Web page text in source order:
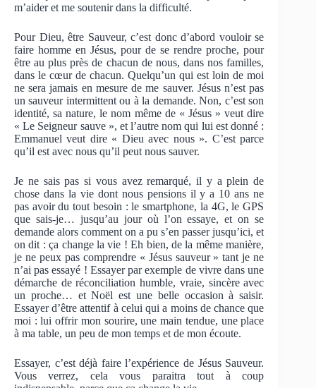
m’aider et me soutenir dans la difficulté.
Pour Dieu, être Sauveur, c’est donc d’abord vouloir se
faire homme en Jésus, pour de se rendre proche, pour
être au plus près de chacun de nous, dans nos familles,
dans le cœur de chacun. Quelqu’un qui est loin de moi
ne sera jamais en mesure de me sauver. Jésus n’est pas
un sauveur intermittent ou à la demande. Non, c’est son
identité, sa nature, le nom même de « Jésus » veut dire
« Le Seigneur sauve », et l’autre nom qui lui est donné :
Emmanuel veut dire « Dieu avec nous ». C’est parce
qu’il est avec nous qu’il peut nous sauver.
Je ne sais pas si vous avez remarqué, il y a plein de
chose dans la vie dont nous pensions il y a 10 ans ne
pas avoir du tout besoin : le smartphone, la 4G, le GPS
que sais-je… jusqu’au jour où l’on essaye, et on se
demande alors comment on a pu s’en passer jusqu’ici, et
on dit : ça change la vie ! Eh bien, de la même manière,
je ne peux pas comprendre « Jésus sauveur » tant je ne
n’ai pas essayé ! Essayer par exemple de vivre dans une
démarche de réconciliation humble, vraie, sincère avec
un proche… et Noël est une belle occasion à saisir.
Essayer d’être attentif à celui qui a moins de chance que
moi : lui offrir mon sourire, une main tendue, une place
à ma table, un peu de mon temps et de mon écoute.
Essayer, c’est déjà faire l’expérience de Jésus Sauveur.
Vous verrez, cela vous paraitra tout à coup